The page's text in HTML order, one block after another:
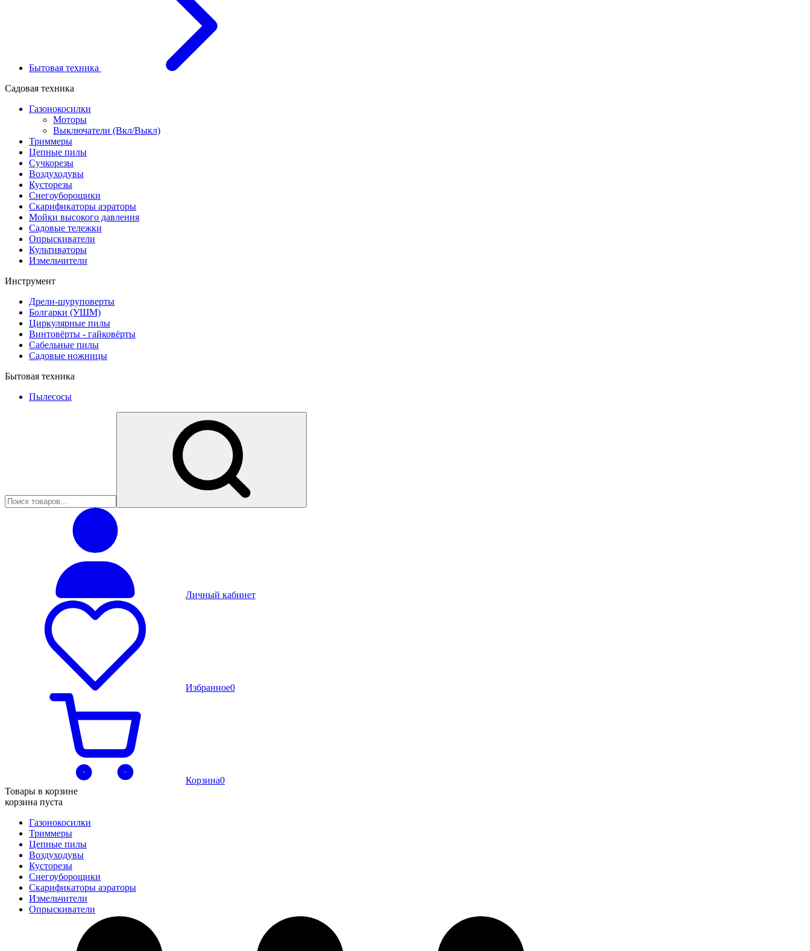
Бытовая техника
Садовая техника
Газонокосилки
Моторы
Выключатели (Вкл/Выкл)
Триммеры
Цепные пилы
Cучкорезы
Воздуходувы
Кусторезы
Снегоуборощики
Скарификаторы аэраторы
Мойки высокого давления
Садовые тележки
Опрыскиватели
Культиваторы
Измельчители
Инструмент
Дрели-шуруповерты
Болгарки (УШМ)
Циркулярные пилы
Винтовёрты - гайковёрты
Сабельные пилы
Садовые ножницы
Бытовая техника
Пылесосы
Личный кабинет
Избранное0
Корзина0
Товары в корзине
корзина пуста
Газонокосилки
Триммеры
Цепные пилы
Воздуходувы
Кусторезы
Снегоуборощики
Скарификаторы аэраторы
Измельчители
Опрыскиватели